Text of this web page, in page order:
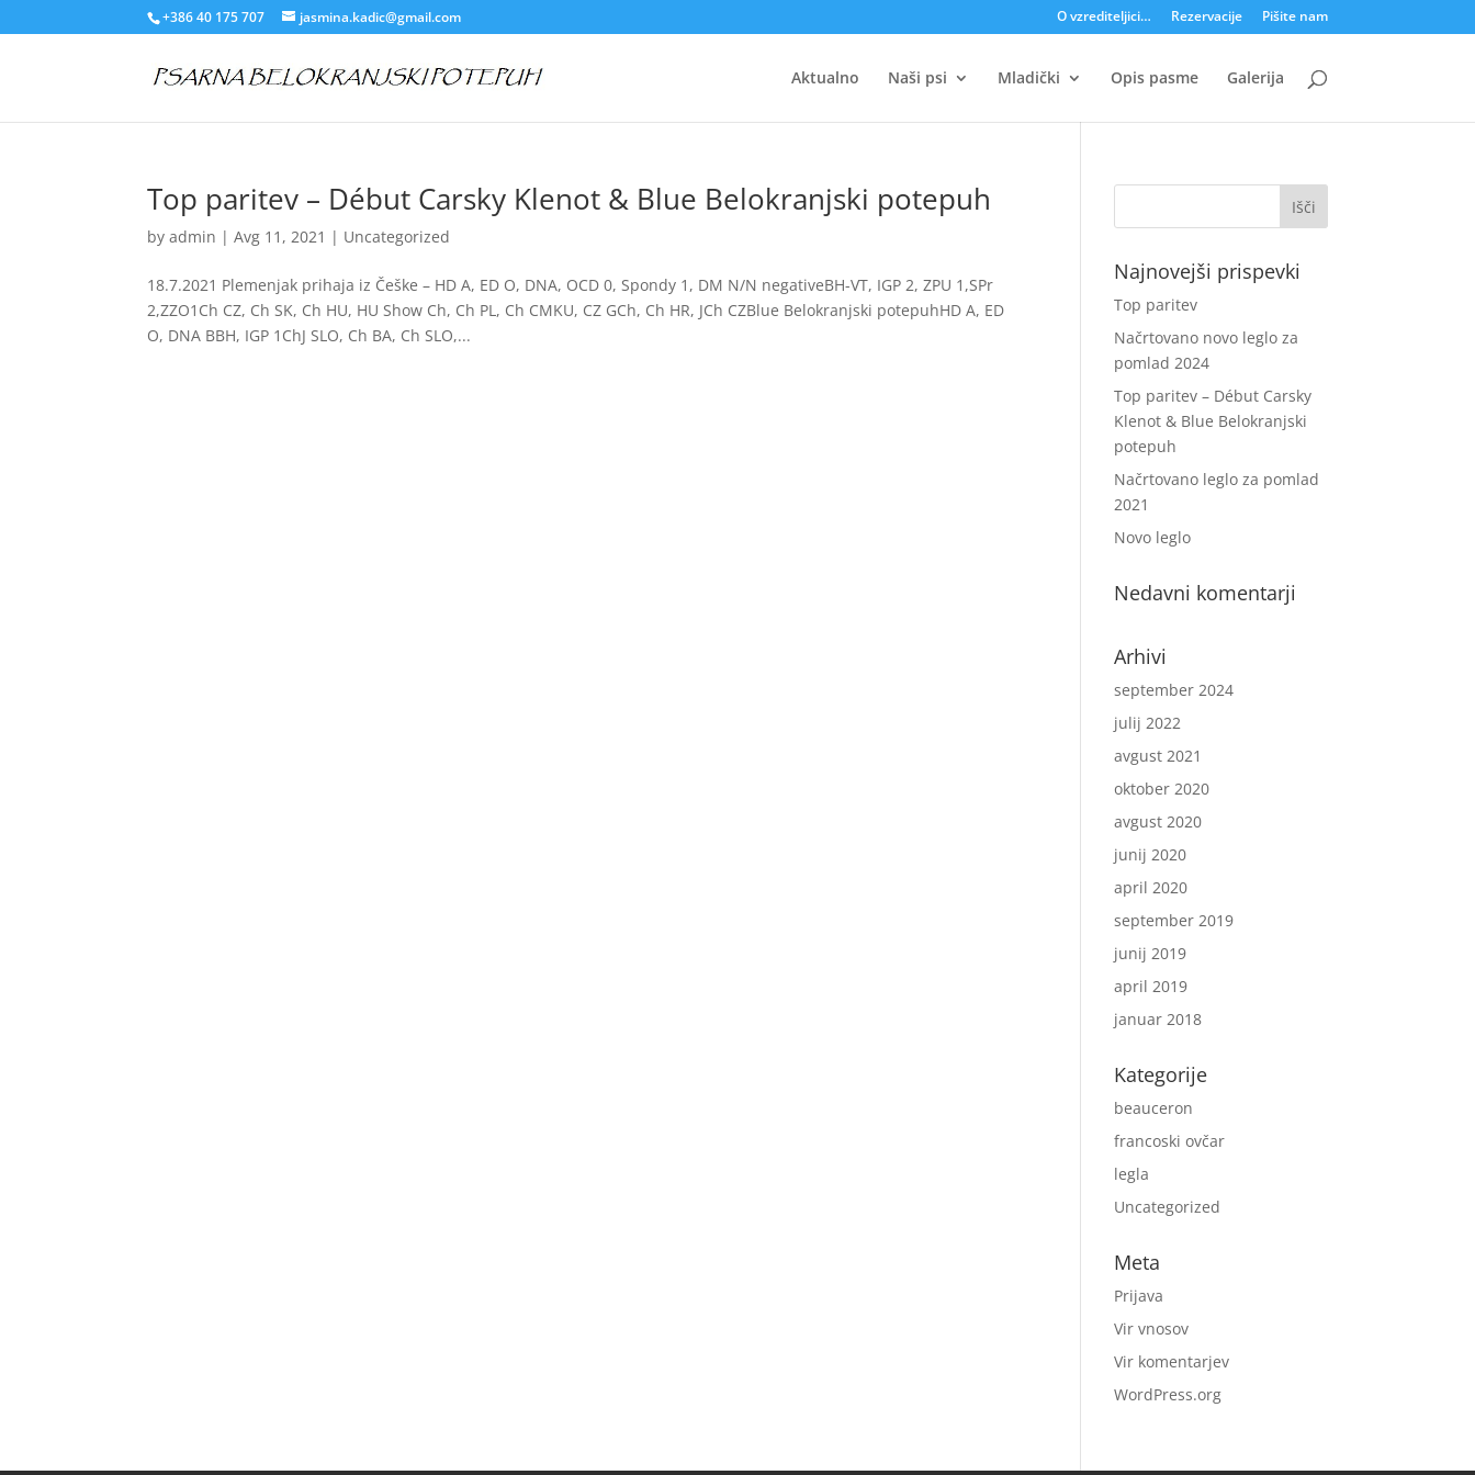
+386 40 175 707 jasmina.kadic@gmail.com O vzrediteljici… Rezervacije Pišite nam
Aktualno Naši psi Mladički Opis pasme Galerija
Top paritev – Début Carsky Klenot & Blue Belokranjski potepuh
byadmin |Avg 11, 2021 | Uncategorized
18.7.2021 Plemenjak prihaja iz Češke – HD A, ED O, DNA, OCD 0, Spondy 1, DM N/N negativeBH-VT, IGP 2, ZPU 1,SPr
2,ZZO1Ch CZ, Ch SK, Ch HU, HU Show Ch, Ch PL, Ch CMKU, CZ GCh, Ch HR, JCh CZBlue Belokranjski potepuhHD A, ED
O, DNA BBH, IGP 1ChJ SLO, Ch BA, Ch SLO,...
Najnovejši prispevki
Top paritev
Načrtovano novo leglo za
pomlad 2024
Top paritev – Début Carsky
Klenot & Blue Belokranjski
potepuh
Načrtovano leglo za pomlad
2021
Novo leglo
Nedavni komentarji
Arhivi
september 2024
julij 2022
avgust 2021
oktober 2020
avgust 2020
junij 2020
april 2020
september 2019
junij 2019
april 2019
januar 2018
Kategorije
beauceron
francoski ovčar
legla
Uncategorized
Meta
Prijava
Vir vnosov
Vir komentarjev
WordPress.org